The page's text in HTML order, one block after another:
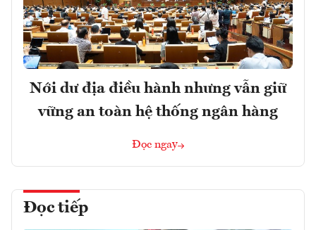
Nới dư địa điều hành nhưng vẫn giữ
vững an toàn hệ thống ngân hàng
Đọc ngay
Đọc tiếp